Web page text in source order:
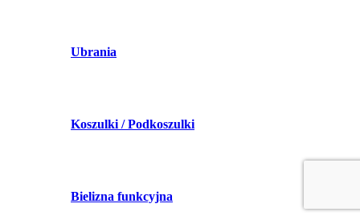
Ubrania
Koszulki / Podkoszulki
Bielizna funkcyjna